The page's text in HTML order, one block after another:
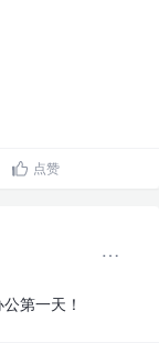
点赞
第一天！